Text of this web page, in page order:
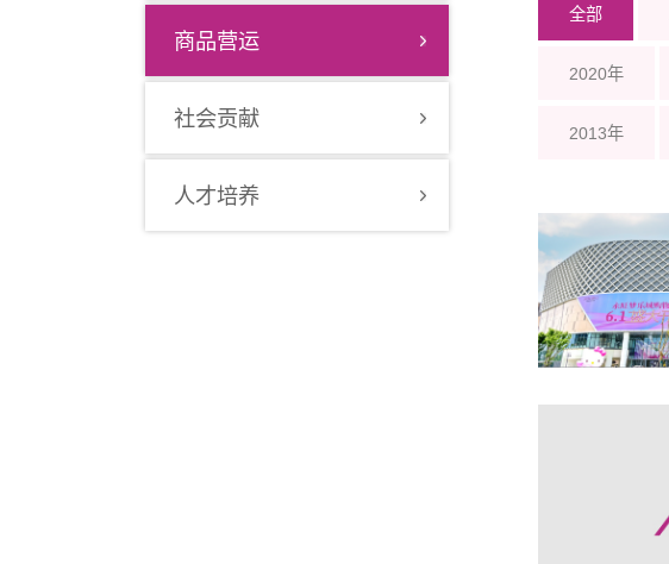
商品营运
社会贡献
人才培养
全部
2020年
2013年